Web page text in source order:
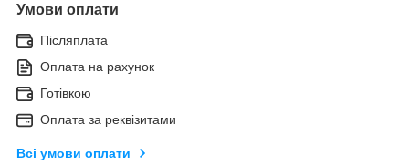
Умови оплати
Післяплата
Оплата на рахунок
Готівкою
Оплата за реквізитами
Всі умови оплати